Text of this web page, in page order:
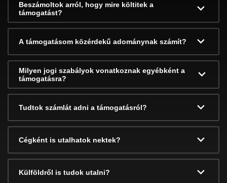
Beszámoltok arról, hogy mire költitek a
támogatást?
A támogatásom közérdekű adománynak számít?
Milyen jogi szabályok vonatkoznak egyébként a
támogatásra?
Tudtok számlát adni a támogatásról?
Cégként is utalhatok nektek?
Külföldről is tudok utalni?